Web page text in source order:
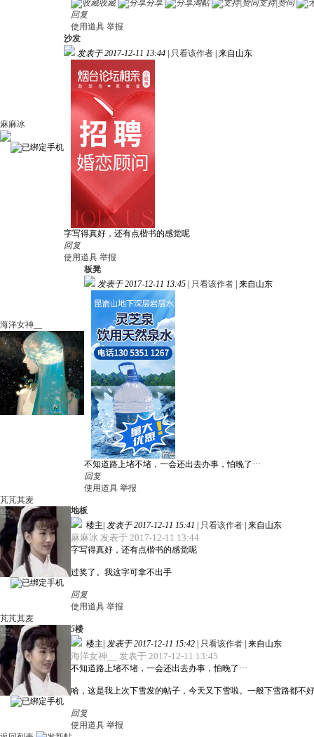
收藏
分享 淘帖
支持|赞同
回复
使用道具 举报
麻麻冰
沙发
发表于 2017-12-11 13:44
只看该作者 来自山东
字写得真好，还有点楷书的感觉呢
回复
使用道具 举报
海洋女神__
板凳
发表于 2017-12-11 13:45
只看该作者 来自山东
不知道路上堵不堵，一会还出去办事，怕晚了···
回复
使用道具 举报
芃芃其麦
地板
楼主 发表于 2017-12-11 15:41 只看该作者 来自山东
麻麻冰 发表于 2017-12-11 13:44
字写得真好，还有点楷书的感觉呢
过奖了。我这字可拿不出手
回复
使用道具 举报
芃芃其麦
5楼
楼主 发表于 2017-12-11 15:42 只看该作者 来自山东
海洋女神__ 发表于 2017-12-11 13:45
不知道路上堵不堵，一会还出去办事，怕晚了···
哈，这是我上次下雪发的帖子，今天又下雪啦。一般下雪路都不
回复
使用道具 举报